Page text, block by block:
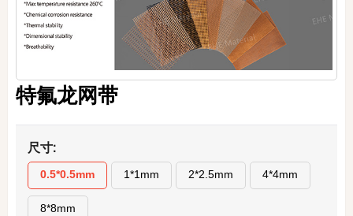
特氟龙网带
尺寸:
0.5*0.5mm 1*1mm 2*2.5mm 4*4mm
8*8mm